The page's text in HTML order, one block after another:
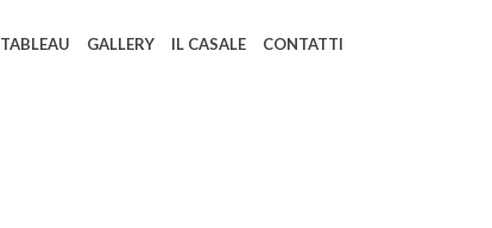
TABLEAU GALLERY IL CASALE CONTATTI